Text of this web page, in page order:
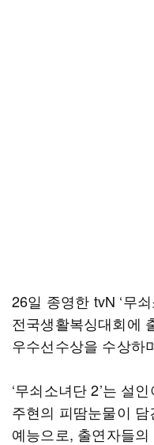
26일 종영한 tvN ‘무
전국생활복싱대회에
우수선수상을 수상하
‘무쇠소녀단 2’는 설
주현의 피땀눈물이
예능으로, 출연자들